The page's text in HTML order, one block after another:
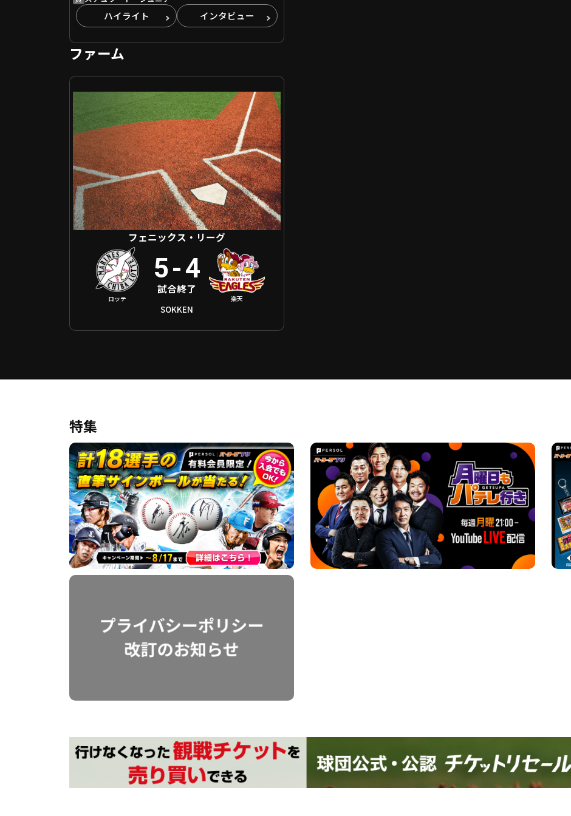
ハイライト インタビュー
ファーム
フェニックス・リーグ 千葉ロッテ VS 東北楽天
フェニックス・リーグ
ロッテ
5-4
試合終了
楽天
SOKKEN
特集